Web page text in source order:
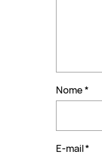
Nome*
E-mail*